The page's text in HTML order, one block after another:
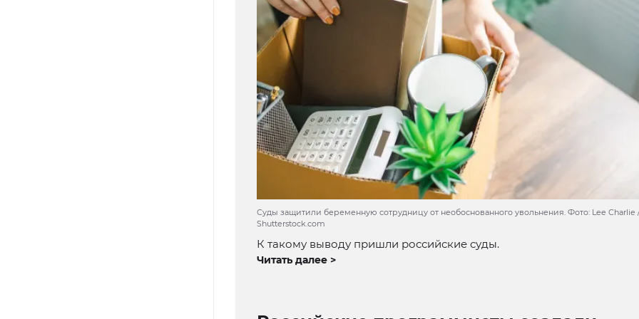
Суды защитили беременную сотрудницу от необоснованного увольнения. Фото: Lee Charlie
Shutterstock.com
К такому выводу пришли российские суды.
Читать далее >